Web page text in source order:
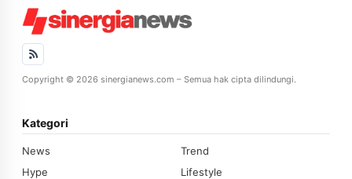
Copyright © 2026 sinergianews.com – Semua hak cipta dilindungi.
Kategori
News
Trend
Hype
Lifestyle